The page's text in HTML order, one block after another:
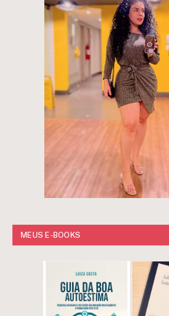
MEUS E-BOOKS